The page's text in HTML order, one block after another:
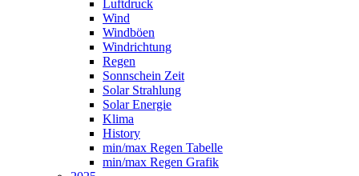
Luftdruck
Wind
Windböen
Windrichtung
Regen
Sonnschein Zeit
Solar Strahlung
Solar Energie
Klima
History
min/max Regen Tabelle
min/max Regen Grafik